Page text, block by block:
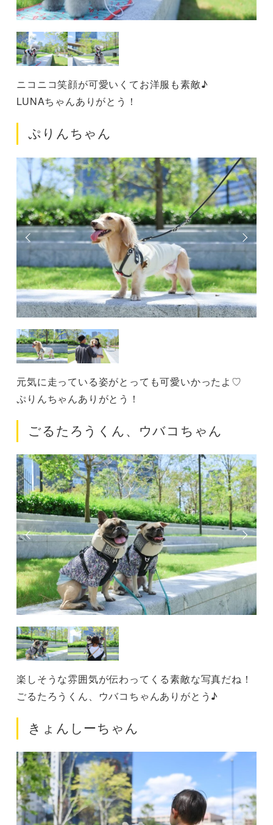
ニコニコ笑顔が可愛いくてお洋服も素敵♪
LUNAちゃんありがとう！
ぷりんちゃん
元気に走っている姿がとっても可愛いかったよ♡
ぷりんちゃんありがとう！
ごるたろうくん、ウバコちゃん
楽しそうな雰囲気が伝わってくる素敵な写真だね！
ごるたろうくん、ウバコちゃんありがとう♪
きょんしーちゃん